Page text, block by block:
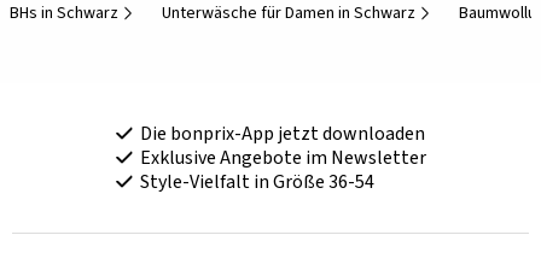
BHs in Schwarz Unterwäsche für Damen in Schwarz
Die bonprix-App jetzt downloaden
Exklusive Angebote im Newsletter
Style-Vielfalt in Größe 36-54